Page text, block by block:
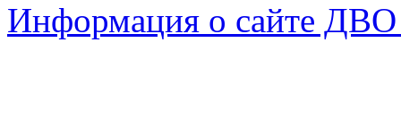
Информация о сайте